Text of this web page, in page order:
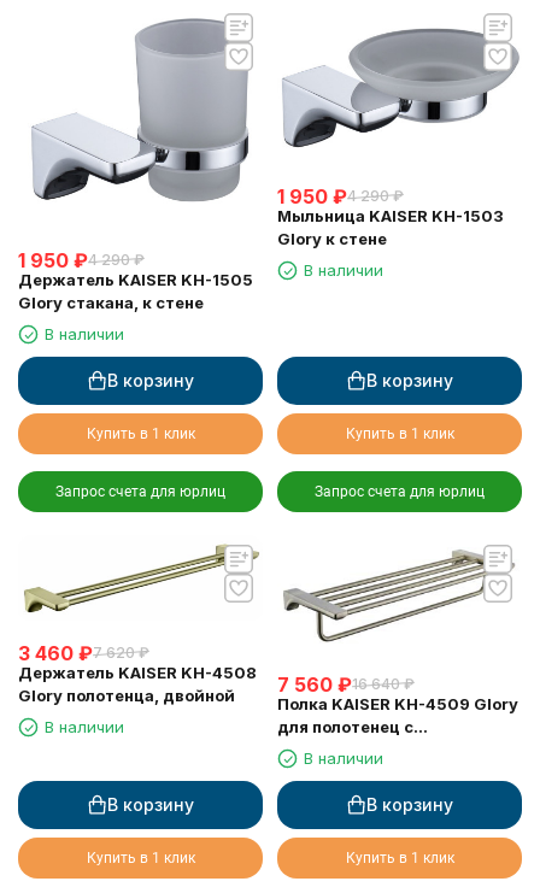
1 950 ₽4 290 ₽
Держатель KAISER KH-1505
Glory стакана, к стене
В наличии
В корзину
Купить в 1 клик
Запрос счета для юрлиц
1 950 ₽4 290 ₽
Мыльница KAISER KH-1503
Glory к стене
В наличии
В корзину
Купить в 1 клик
Запрос счета для юрлиц
3 460 ₽7 620 ₽
Держатель KAISER KH-4508
Glory полотенца, двойной
В наличии
В корзину
Купить в 1 клик
7 560 ₽16 640 ₽
Полка KAISER KH-4509 Glory
для полотенец с
держателем
В наличии
В корзину
Купить в 1 клик